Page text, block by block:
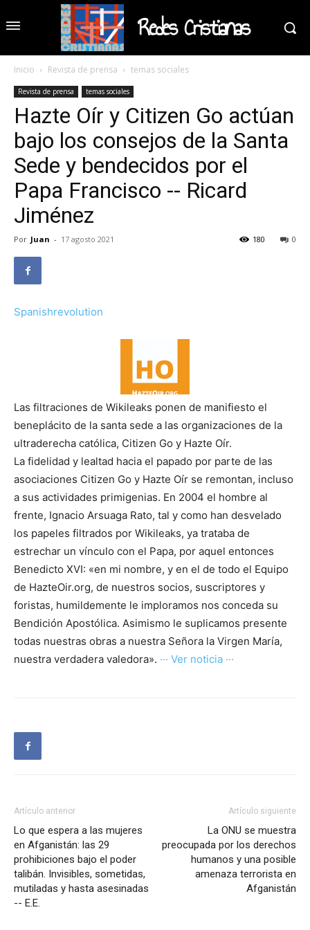
Redes Cristianas
Inicio Revista de prensa temas sociales
Revista de prensa temas sociales
Hazte Oír y Citizen Go actúan
bajo los consejos de la Santa
Sede y bendecidos por el
Papa Francisco -- Ricard
Jiménez
Por Juan - 17 agosto 2021 0
180
Spanishrevolution
Las filtraciones de Wikileaks ponen de manifiesto el
beneplácito de la santa sede a las organizaciones de la
ultraderecha católica, Citizen Go y Hazte Oír.
La fidelidad y lealtad hacia el papado por parte de las
asociaciones Citizen Go y Hazte Oír se remontan, incluso
a sus actividades primigenias. En 2004 el hombre al
frente, Ignacio Arsuaga Rato, tal y como han desvelado
los papeles filtrados por Wikileaks, ya trataba de
estrechar un vínculo con el Papa, por aquel entonces
Benedicto XVI: «en mi nombre, y en el de todo el Equipo
de HazteOir.org, de nuestros socios, suscriptores y
foristas, humildemente le imploramos nos conceda su
Bendición Apostólica. Asimismo le suplicamos presente
todas nuestras obras a nuestra Señora la Virgen María,
nuestra verdadera valedora». ··· Ver noticia ···
Artículo anterior
Lo que espera a las mujeres
en Afganistán: las 29
prohibiciones bajo el poder
talibán. Invisibles, sometidas,
mutiladas y hasta asesinadas
-- E.E.
Artículo siguiente
La ONU se muestra
preocupada por los derechos
humanos y una posible
amenaza terrorista en
Afganistán